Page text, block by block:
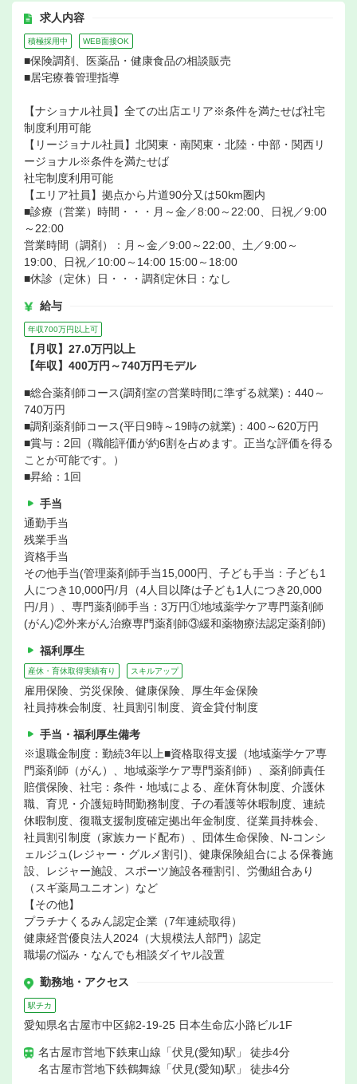
求人内容
積極採用中 WEB面接OK
■保険調剤、医薬品・健康食品の相談販売
■居宅療養管理指導
【ナショナル社員】全ての出店エリア※条件を満たせば社宅
制度利用可能
【リージョナル社員】北関東・南関東・北陸・中部・関西リ
ージョナル※条件を満たせば
社宅制度利用可能
【エリア社員】拠点から片道90分又は50km圏内
■診療（営業）時間・・・月～金／8:00～22:00、日祝／9:00
～22:00
営業時間（調剤）：月～金／9:00～22:00、土／9:00～
19:00、日祝／10:00～14:00 15:00～18:00
■休診（定休）日・・・調剤定休日：なし
給与
年収700万円以上可
【月収】27.0万円以上
【年収】400万円～740万円モデル
■総合薬剤師コース(調剤室の営業時間に準ずる就業)：440～
740万円
■調剤薬剤師コース(平日9時～19時の就業)：400～620万円
■賞与：2回（職能評価が約6割を占めます。正当な評価を得る
ことが可能です。）
■昇給：1回
手当
通勤手当
残業手当
資格手当
その他手当(管理薬剤師手当15,000円、子ども手当：子ども1
人につき10,000円/月（4人目以降は子ども1人につき20,000
円/月）、専門薬剤師手当：3万円①地域薬学ケア専門薬剤師
(がん)②外来がん治療専門薬剤師③緩和薬物療法認定薬剤師)
福利厚生
産休・育休取得実績有り スキルアップ
雇用保険、労災保険、健康保険、厚生年金保険
社員持株会制度、社員割引制度、資金貸付制度
手当・福利厚生備考
※退職金制度：勤続3年以上■資格取得支援（地域薬学ケア専
門薬剤師（がん）、地域薬学ケア専門薬剤師）、薬剤師責任
賠償保険、社宅：条件・地域による、産休育休制度、介護休
職、育児・介護短時間勤務制度、子の看護等休暇制度、連続
休暇制度、復職支援制度確定拠出年金制度、従業員持株会、
社員割引制度（家族カード配布）、団体生命保険、N-コンシ
ェルジュ(レジャー・グルメ割引)、健康保険組合による保養施
設、レジャー施設、スポーツ施設各種割引、労働組合あり
（スギ薬局ユニオン）など
【その他】
プラチナくるみん認定企業（7年連続取得）
健康経営優良法人2024（大規模法人部門）認定
職場の悩み・なんでも相談ダイヤル設置
勤務地・アクセス
駅チカ
愛知県名古屋市中区錦2-19-25 日本生命広小路ビル1F
名古屋市営地下鉄東山線「伏見(愛知)駅」 徒歩4分
名古屋市営地下鉄鶴舞線「伏見(愛知)駅」 徒歩4分